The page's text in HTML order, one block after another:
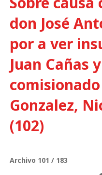
don José
por a ver
Juan Cañas
Gonzalez,
(102)
Archivo 101 / 183